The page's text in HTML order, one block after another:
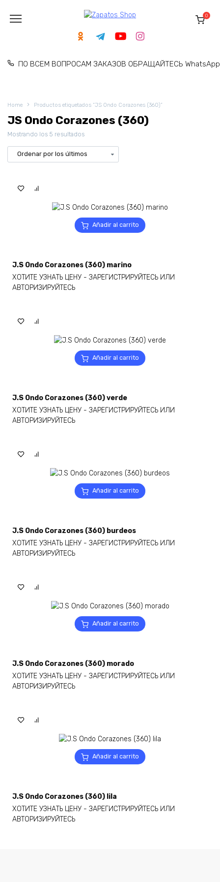
content
ПО ВСЕМ ВОПРОСАМ ЗАКАЗОВ ОБРАЩАЙТЕСЬ
0
Home Productos etiquetados “JS Ondo Corazones (360)”
JS Ondo Corazones (360)
Mostrando los 5 resultadosOrdenado
los
últimos
Añadir al carrito
J.S Ondo Corazones (360) marino
ХОТИТЕ УЗНАТЬ ЦЕНУ - ЗАРЕГИСТРИРУЙТЕСЬ ИЛИ
АВТОРИЗИРУЙТЕСЬ
Añadir al carrito
J.S Ondo Corazones (360) verde
ХОТИТЕ УЗНАТЬ ЦЕНУ - ЗАРЕГИСТРИРУЙТЕСЬ ИЛИ
АВТОРИЗИРУЙТЕСЬ
Añadir al carrito
J.S Ondo Corazones (360) burdeos
ХОТИТЕ УЗНАТЬ ЦЕНУ - ЗАРЕГИСТРИРУЙТЕСЬ ИЛИ
АВТОРИЗИРУЙТЕСЬ
Añadir al carrito
J.S Ondo Corazones (360) morado
ХОТИТЕ УЗНАТЬ ЦЕНУ - ЗАРЕГИСТРИРУЙТЕСЬ ИЛИ
АВТОРИЗИРУЙТЕСЬ
Añadir al carrito
J.S Ondo Corazones (360) lila
ХОТИТЕ УЗНАТЬ ЦЕНУ - ЗАРЕГИСТРИРУЙТЕСЬ ИЛИ
АВТОРИЗИРУЙТЕСЬ